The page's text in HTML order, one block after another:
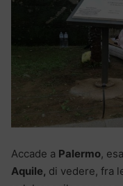
Accade a Palermo,
Aquile, di vedere, fra